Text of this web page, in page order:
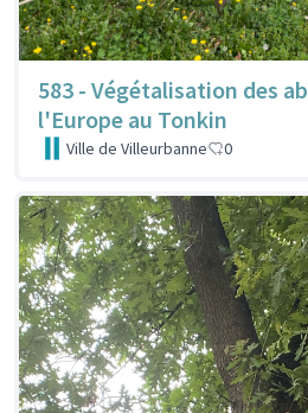
583 - Végétalisation des
l'Europe au Tonkin
Ville de Villeurbanne 0